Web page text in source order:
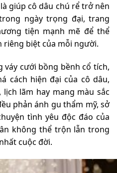
giúp cô dâu chú rể trở nên
ngày trọng đại, trang
tiện mạnh mẽ để thể
riêng biệt của mỗi người.
váy cưới bồng bềnh cổ tích,
cách hiện đại của cô dâu,
lãm hay mang màu sắc
phản ánh gu thẩm mỹ, sở
tình yêu độc đáo của
không thể trộn lẫn trong
cuộc đời.